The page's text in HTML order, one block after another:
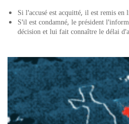
Si l'accusé est acquitté, il est remis en
S'il est condamné, le président
décision et lui fait connaître le délai